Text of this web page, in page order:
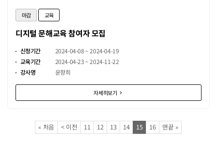
마감 교육
디지털 문해교육 참여자 모집
신청기간
2024-04-08 ~ 2024-04-19
교육기간
2024-04-23 ~ 2024-11-22
강사명
윤향희
자세히보기
« 처음페이지
< 이전페이지
11 페이지
12페이지
13페이지
14페이지
열린
15페이지
16페이지
맨끝 페이지
»